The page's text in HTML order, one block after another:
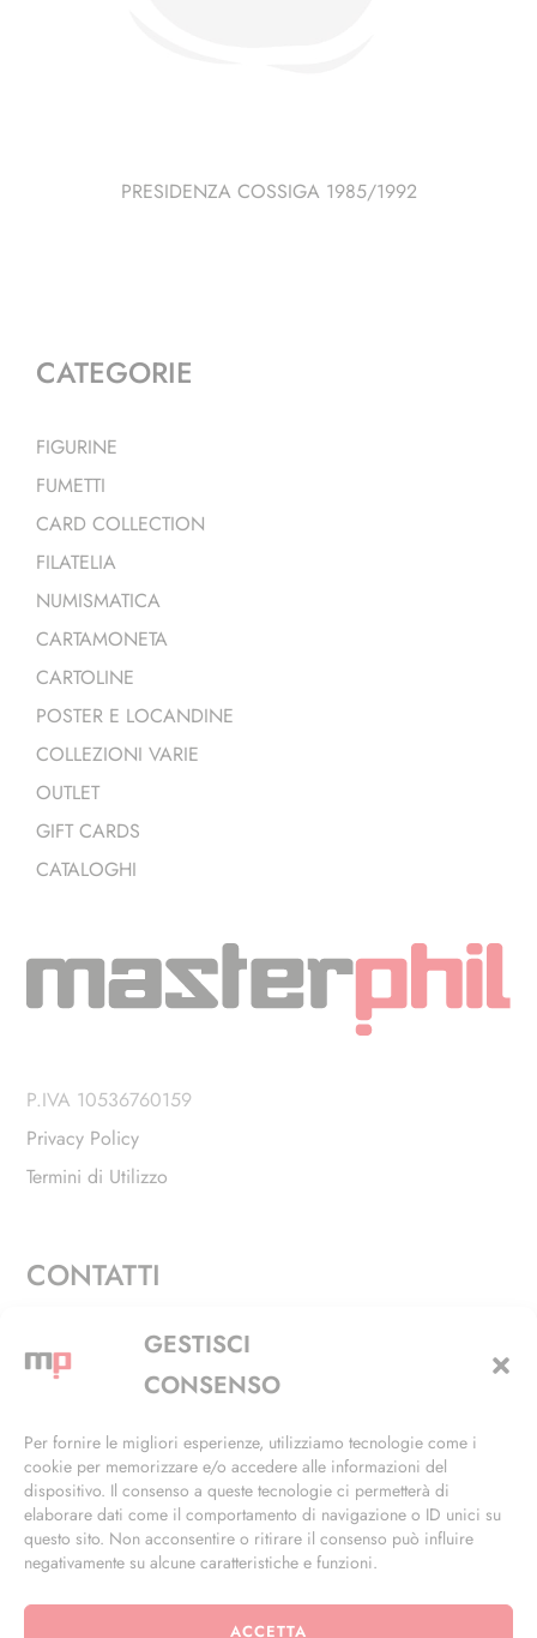
GESTISCI
CONSENSO
Per fornire le migliori esperienze, utilizziamo tecnologie come i
cookie per memorizzare e/o accedere alle informazioni del
dispositivo. Il consenso a queste tecnologie ci permetterà di
elaborare dati come il comportamento di navigazione o ID unici su
questo sito. Non acconsentire o ritirare il consenso può influire
negativamente su alcune caratteristiche e funzioni.
ACCETTA
PRESIDENZA COSSIGA 1985/1992
CATEGORIE
FIGURINE
FUMETTI
CARD COLLECTION
FILATELIA
NUMISMATICA
CARTAMONETA
CARTOLINE
POSTER E LOCANDINE
COLLEZIONI VARIE
OUTLET
GIFT CARDS
CATALOGHI
P.IVA 10536760159
Privacy Policy
Termini di Utilizzo
CONTATTI
Via Alfieri, 27 - Trezzano Sul Naviglio (MI)
+39 02 4846 3155
info@masterphil.it